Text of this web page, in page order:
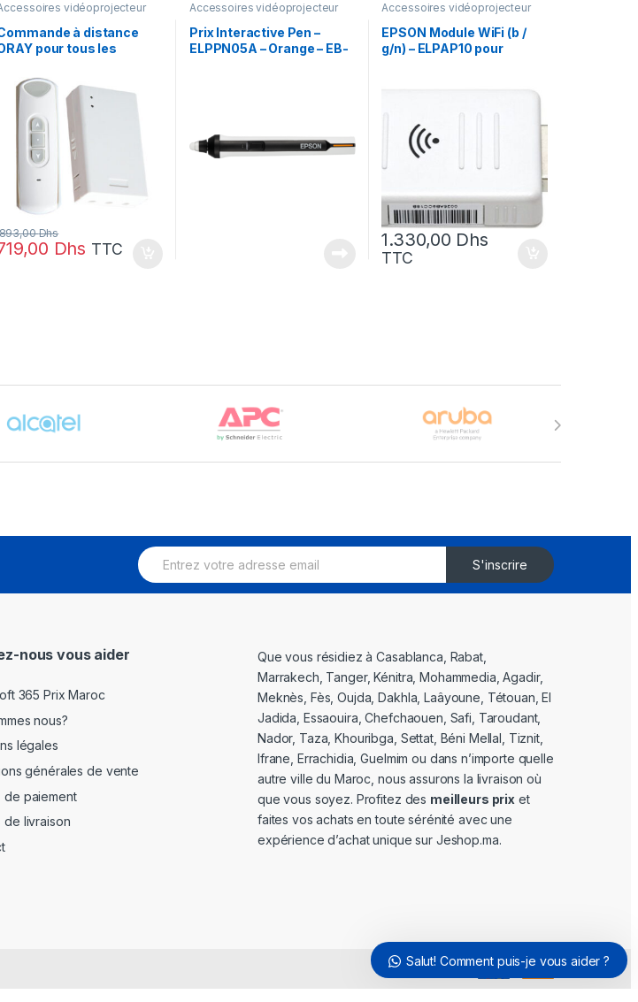
vidéoprojecteur
à distance
pour tous les
motorisés
(OPTCOMMANDRAD7)
Dhs
Dhs
TTC
Accessoires vidéoprojecteur
Prix Interactive Pen –
ELPPN05A – Orange – EB-
Accessoires vidéoprojecteur
EPSON Module WiFi (b /
g/n) – ELPAP10 pour
1.330,00 Dhs
TTC
E
m
S'inscrire
nous vous aider
365 Prix Maroc
nous?
légales
générales de vente
de paiement
de livraison
Que vous résidiez à Casablanca, Rabat,
Marrakech, Tanger, Kénitra, Mohammedia, Agadir,
Meknès, Fès, Oujda, Dakhla, Laâyoune, Tétouan, El
Jadida, Essaouira, Chefchaouen, Safi, Taroudant,
Nador, Taza, Khouribga, Settat, Béni Mellal, Tiznit,
Ifrane, Errachidia, Guelmim ou dans n’importe quelle
autre ville du Maroc, nous assurons la livraison où
que vous soyez. Profitez des meilleurs prix et
faites vos achats en toute sérénité avec une
expérience d’achat unique sur Jeshop.ma.
Salut! Comment puis-je vous aider ?